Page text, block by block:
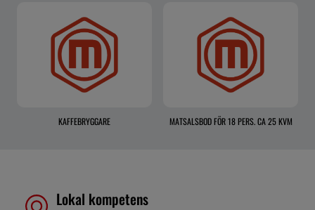
KAFFEBRYGGARE MATSALSBOD FÖR 18 PERS. CA 25 KVM
Lokal kompetens